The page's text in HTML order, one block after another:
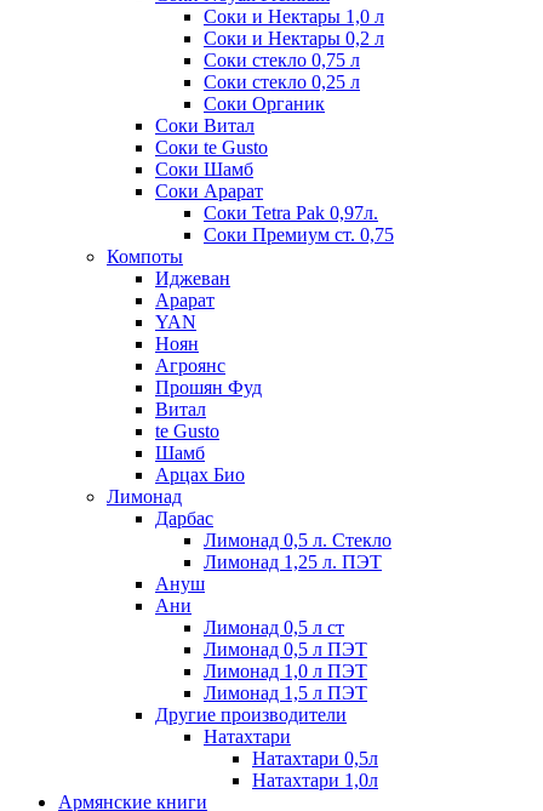
Соки и Нектары 1,0 л
Соки и Нектары 0,2 л
Соки стекло 0,75 л
Соки стекло 0,25 л
Соки Органик
Соки Витал
Соки te Gusto
Соки Шамб
Соки Арарат
Соки Tetra Pak 0,97л.
Соки Премиум ст. 0,75
Компоты
Иджеван
Арарат
YAN
Ноян
Агроянс
Прошян Фуд
Витал
te Gusto
Шамб
Арцах Био
Лимонад
Дарбас
Лимонад 0,5 л. Стекло
Лимонад 1,25 л. ПЭТ
Ануш
Ани
Лимонад 0,5 л ст
Лимонад 0,5 л ПЭТ
Лимонад 1,0 л ПЭТ
Лимонад 1,5 л ПЭТ
Другие производители
Натахтари
Натахтари 0,5л
Натахтари 1,0л
Армянские книги